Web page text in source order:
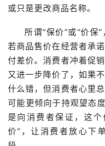
或只是更改商品名称。
所谓“保价”或“价保
若商品售价在经营者承
付差价。消费者冲着促
又进一步降价了，如果
什么错，但消费者心里
可能更倾向于持观望态
是向消费者保证，这
价”，让消费者放心下